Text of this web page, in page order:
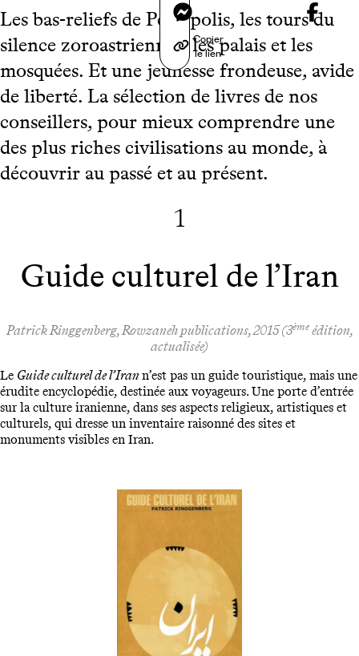
Messenger
Copier
le lien
Les bas-reliefs de Persepolis, les tours du
silence zoroastriennes, les palais et les
mosquées. Et une jeunesse frondeuse, avide
de liberté. La sélection de livres de nos
conseillers, pour mieux comprendre une
des plus riches civilisations au monde, à
découvrir au passé et au présent.
1
Guide culturel de l’Iran
Patrick Ringgenberg, Rowzaneh publications, 2015 (3èmeédition,
actualisée)
Le Guide culturel de l’Iran n’est pas un guide touristique, mais une
érudite encyclopédie, destinée aux voyageurs. Une porte d’entrée
sur la culture iranienne, dans ses aspects religieux, artistiques et
culturels, qui dresse un inventaire raisonné des sites et
monuments visibles en Iran.